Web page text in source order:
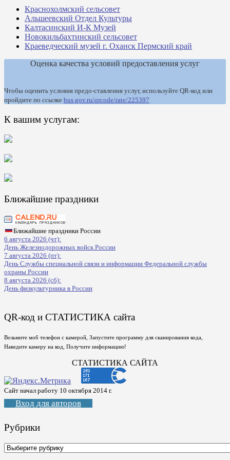
Краснохолмский сельсовет
Альшеевский Отдел Культуры
Калтасинский И-К Музей
Новокильбахтинский сельсовет
Краеведческий музей г. Оханск Пермский край
Оценка качества условий предоставления услуг
Чтобы оценить условия предо-ставления услуг, используйте QR-код или
пройдите по ссылке bus.gov.ru/qrcode/rate/225397
К вашим услугам:
Ближайшие праздники
Ближайшие праздники России
6 августа 2026 (чт):
День Железнодорожных войск России
7 августа 2026 (пт):
День Службы специальной связи и информации Федеральной службы
охраны России
8 августа 2026 (сб):
День физкультурника в России
QR-код и СТАТИСТИКА сайта
Возьмите моб телефон с камерой, Запустите программу для сканирования кода,
Наведите камеру на код, Получите информацию!
СТАТИСТИКА САЙТА
Сайт начал работу 10 октября 2014 г.
Вход для авторов
Рубрики
Рубрики